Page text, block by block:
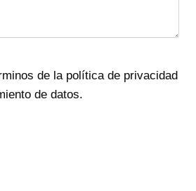
de la política de privacidad
de datos.